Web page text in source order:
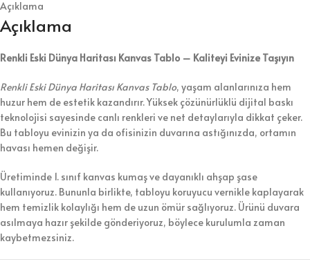
Açıklama
Açıklama
Renkli Eski Dünya Haritası Kanvas Tablo – Kaliteyi Evinize Taşıyın
Renkli Eski Dünya Haritası Kanvas Tablo, yaşam alanlarınıza hem
huzur hem de estetik kazandırır. Yüksek çözünürlüklü dijital baskı
teknolojisi sayesinde canlı renkleri ve net detaylarıyla dikkat çeker.
Bu tabloyu evinizin ya da ofisinizin duvarına astığınızda, ortamın
havası hemen değişir.
Üretiminde 1. sınıf kanvas kumaş ve dayanıklı ahşap şase
kullanıyoruz. Bununla birlikte, tabloyu koruyucu vernikle kaplayarak
hem temizlik kolaylığı hem de uzun ömür sağlıyoruz. Ürünü duvara
asılmaya hazır şekilde gönderiyoruz, böylece kurulumla zaman
kaybetmezsiniz.